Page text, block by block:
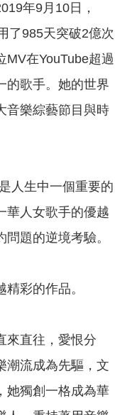
年9月10日，
了985天突破2億次
MV在YouTube超過
的歌手。她的世界
音樂綜藝節目與時
人生中一個重要的
華人女歌手的優越
題的逆境考驗。
彩的作品。
來直往，愛恨分
潮流成為先驅，文
她獨創一格成為華